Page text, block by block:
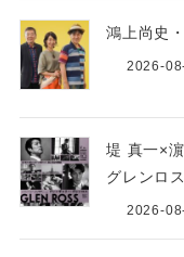
鴻上尚史
2026-
堤 真一×
グレンロ
2026-